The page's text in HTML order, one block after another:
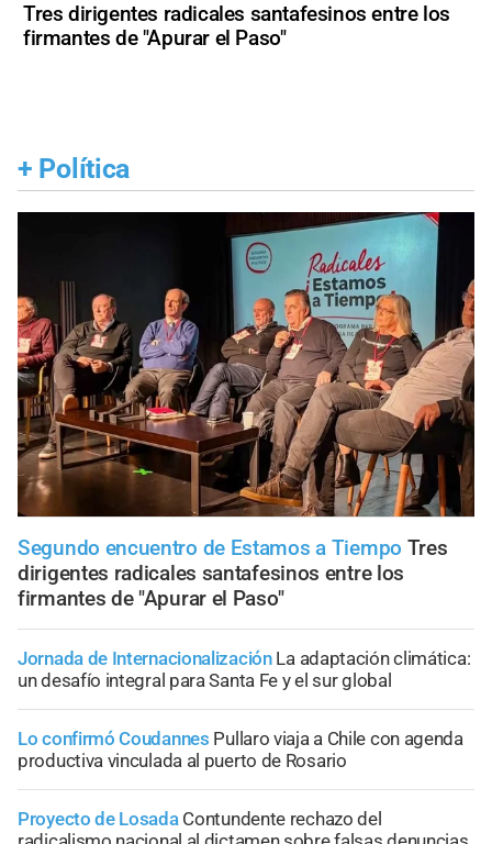
Tres dirigentes radicales santafesinos entre los
firmantes de "Apurar el Paso"
+ Política
Segundo encuentro de Estamos a Tiempo Tres
dirigentes radicales santafesinos entre los
firmantes de "Apurar el Paso"
Jornada de Internacionalización La adaptación climática:
un desafío integral para Santa Fe y el sur global
Lo confirmó Coudannes Pullaro viaja a Chile con agenda
productiva vinculada al puerto de Rosario
Proyecto de Losada Contundente rechazo del